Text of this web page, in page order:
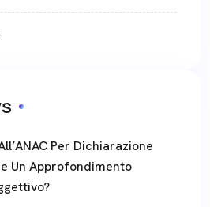
Per Dichiarazione
Un Approfondimento